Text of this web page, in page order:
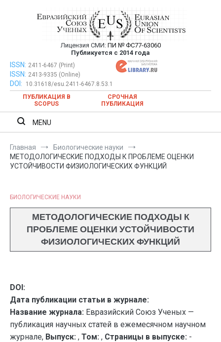
Евразийский Союз Ученых —
публикация научных статей в
ежемесячном научном журнале
Лицензия СМИ: ПИ № ФС77-63060
Публикуется с 2014 года
Евразийский Союз Ученых — публикация научных статей в
ежемесячном научном журнале
ISSN: 2411-6467 (Print)
ISSN: 2413-9335 (Online)
DOI:
10.31618/esu.2411-6467.8.53.1
ПУБЛИКАЦИЯ В
SCOPUS
СРОЧНАЯ
ПУБЛИКАЦИЯ
MENU
Главная
Биологические науки
МЕТОДОЛОГИЧЕСКИЕ ПОДХОДЫ К ПРОБЛЕМЕ ОЦЕНКИ
УСТОЙЧИВОСТИ ФИЗИОЛОГИЧЕСКИХ ФУНКЦИЙ
БИОЛОГИЧЕСКИЕ НАУКИ
МЕТОДОЛОГИЧЕСКИЕ ПОДХОДЫ К
ПРОБЛЕМЕ ОЦЕНКИ УСТОЙЧИВОСТИ
ФИЗИОЛОГИЧЕСКИХ ФУНКЦИЙ
DOI:
Дата публикации статьи в журнале:
Название журнала: Евразийский Союз Ученых —
публикация научных статей в ежемесячном научном
журнале, Выпуск: , Том: , Страницы в выпуске: -